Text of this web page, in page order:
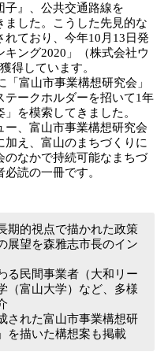
子』、公共交通路線を
ました。こうした先見的な
れており、今年10月13日発
ング2020」（株式会社ウ
得しています。
富山市事業構想研究会」
テークホルダーを招いて1年
を模索してきました。
、富山市事業構想研究会
え、富山のまちづくりに
のなかで持続可能なまちづ
読の一冊です。
期的視点で描かれた政策
展望を森雅志市長のイン
る民間事業者（大和リー
（富山大学）など、多様
された富山市事業構想研
を描いた構想案も掲載